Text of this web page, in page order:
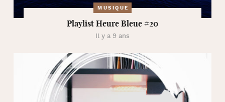
MUSIQUE
Playlist Heure Bleue #20
Il y a 9 ans